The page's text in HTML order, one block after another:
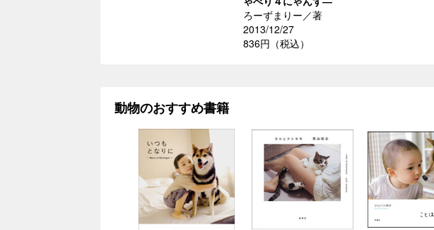
ろーずまりー／著
2013/12/27
836円（税込）
動物のおすすめ書籍